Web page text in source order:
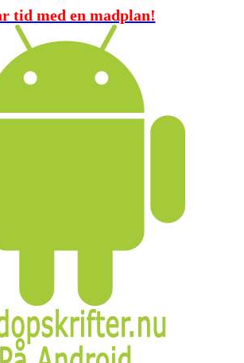
tid med en madplan!